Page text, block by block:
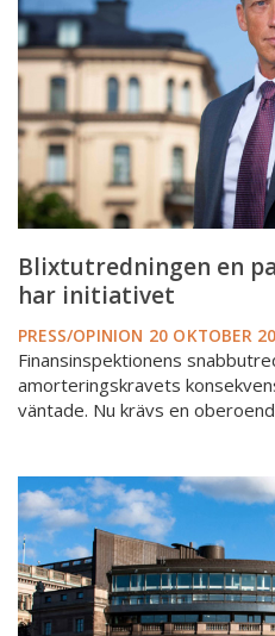
riksdagen
har
initiativet
Blixtutredningen en
har initiativet
PRESS/OPINION 20 OKTOBER
Finansinspektionens
amorteringskravets
väntade. Nu krävs en
SVT:
Stor
enighet
för
ändrade
amorteringskrav